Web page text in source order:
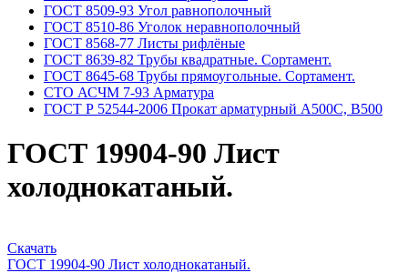
ГОСТ 8509-93 Угол равнополочный
ГОСТ 8510-86 Уголок неравнополочный
ГОСТ 8568-77 Листы рифлёные
ГОСТ 8639-82 Трубы квадратные. Сортамент.
ГОСТ 8645-68 Трубы прямоугольные. Сортамент.
СТО АСЧМ 7-93 Арматура
ГОСТ Р 52544-2006 Прокат арматурный А500С, В500
ГОСТ 19904-90 Лист
холоднокатаный.
Скачать
ГОСТ 19904-90 Лист холоднокатаный.